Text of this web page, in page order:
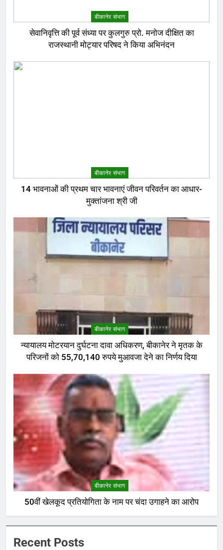
बीकानेर संभाग
सेवानिवृत्ति की पूर्व संध्या पर कुलगुरु प्रो. मनोज दीक्षित का
राजस्थानी मोट्यार परिषद ने किया अभिनंदन
बीकानेर संभाग
14 भावनाओं की प्रथम चार भावनाएं जीवन परिवर्तन का आधार-
मुक्तांजना श्री जी
बीकानेर संभाग
न्यायालय मोटरयान दुर्घटना दावा अधिकरण, बीकानेर ने मृतक के
परिजनों को 55,70,140 रुपये मुआवजा देने का निर्णय दिया
बीकानेर संभाग
50वीं खेलकूद प्रतियोगिता के नाम पर चंदा उगाहने का आरोप
Recent Posts